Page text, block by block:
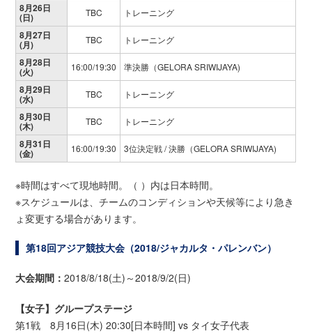
8月26日
(日) TBC トレーニング
8月27日
(月) TBC トレーニング
8月28日
(火) 16:00/19:30 準決勝（GELORA SRIWIJAYA)
8月29日
(水) TBC トレーニング
8月30日
(木) TBC トレーニング
8月31日
(金) 16:00/19:30 3位決定戦 / 決勝（GELORA SRIWIJAYA)
※時間はすべて現地時間。（ ）内は日本時間。
※スケジュールは、チームのコンディションや天候等により急き
ょ変更する場合があります。
第18回アジア競技大会（2018/ジャカルタ・パレンバン）
大会期間：2018/8/18(土)～2018/9/2(日)
【女子】グループステージ
第1戦 8月16日(木) 20:30[日本時間] vs タイ女子代表